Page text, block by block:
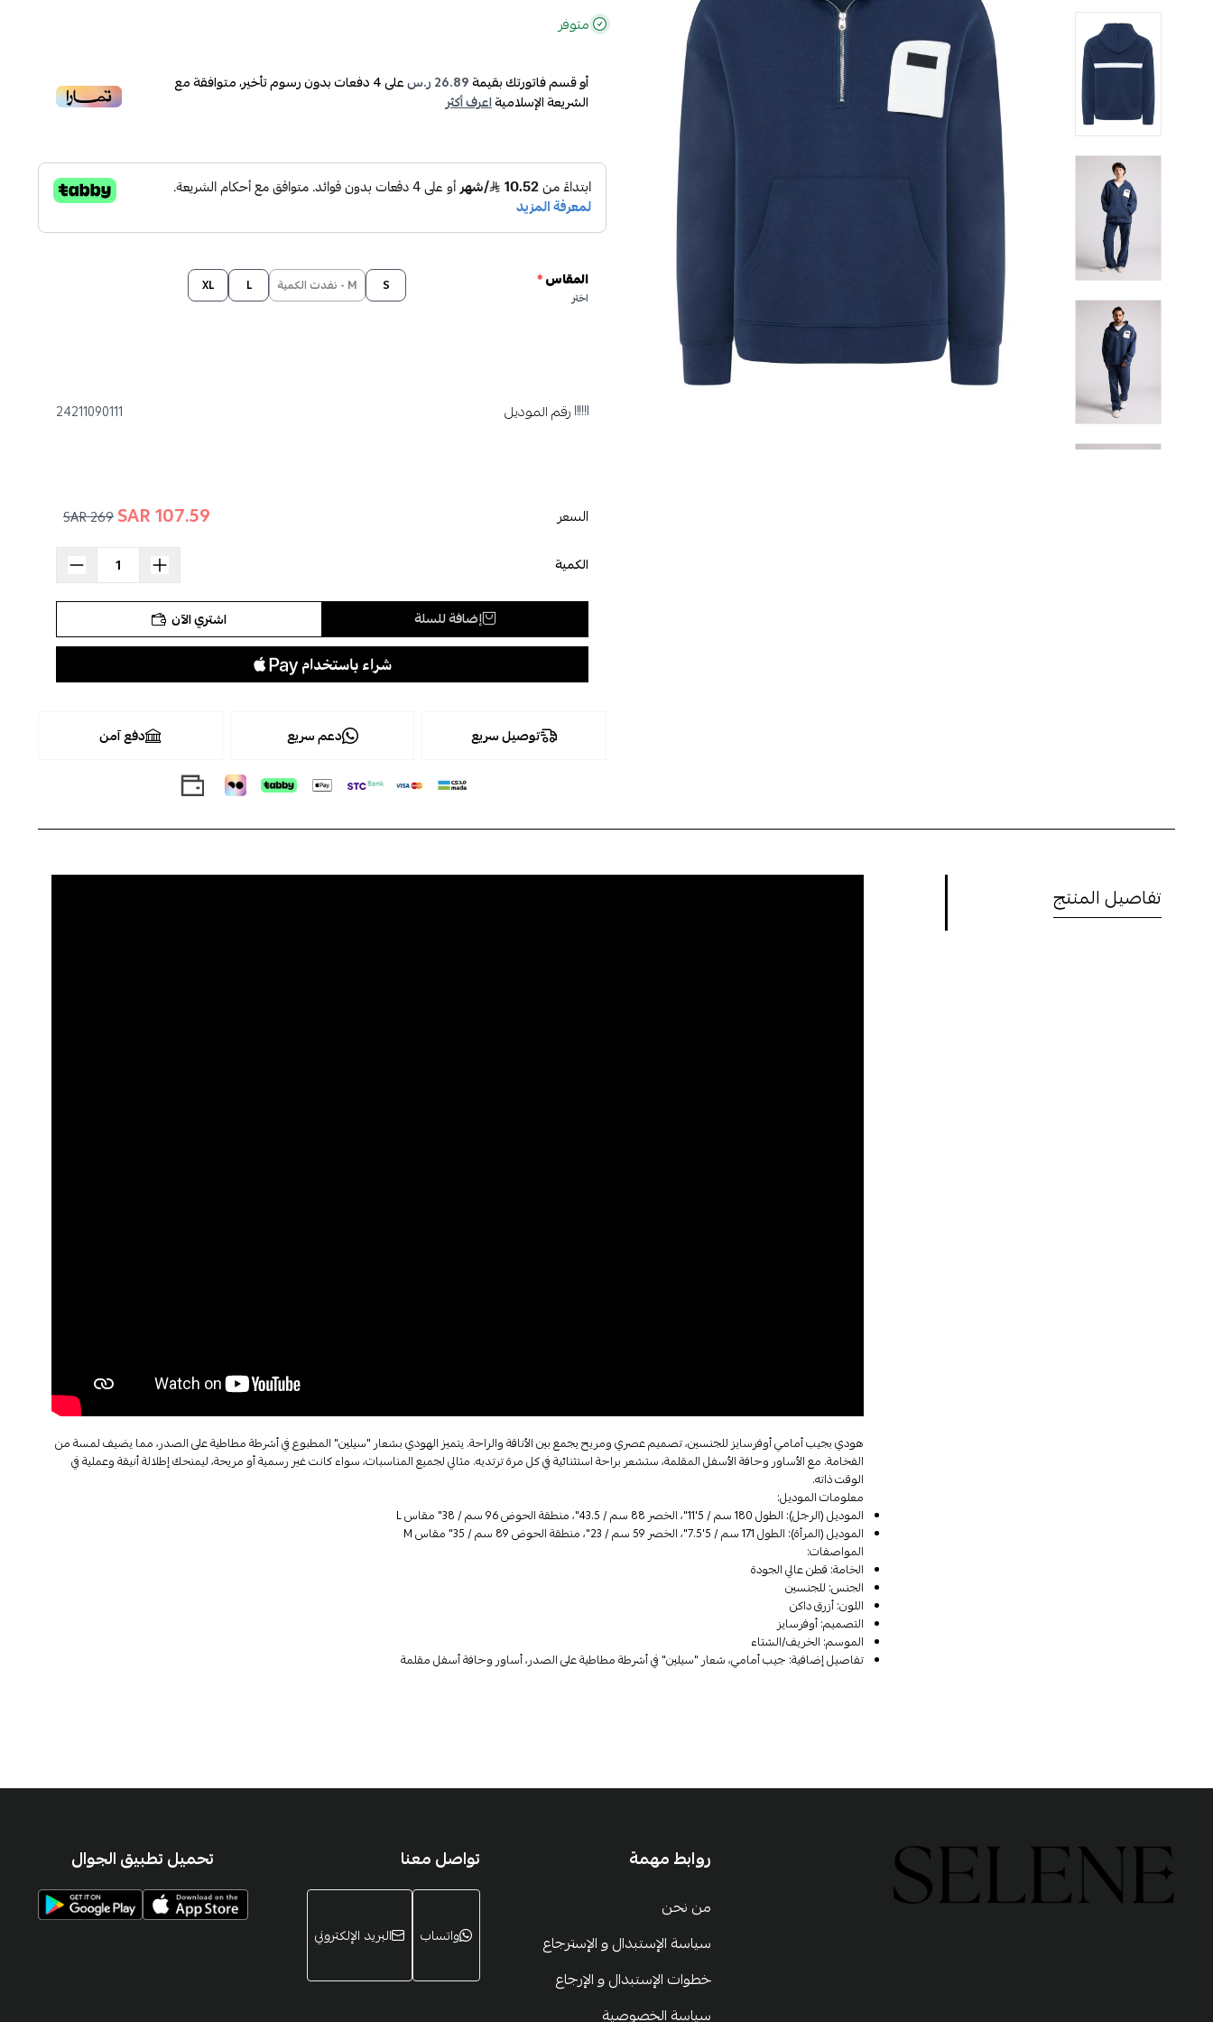
متوفر
أو قسم فاتورتك بقيمة26.89 ر.س على4دفعات بدون رسوم تأخير، متوافقة مع
الشريعة الإسلاميةاعرف أكثر
المقاس*
اختر
S M - نفدت الكمية L
XL
رقم الموديل 24211090111
السعر 107.59 SAR
269 SAR
الكمية
إضافة للسلة اشتري الآن
توصيل سريع دعم سريع دفع آمن
تفاصيل المنتج
هودي بجيب أمامي أوفرسايز للجنسين، تصميم عصري ومريح يجمع بين الأناقة والراحة. يتميز الهودي بشعار "سيلين" المطبوع في أشرطة مطاطية على الصدر، مما يضيف لمسة من
الفخامة. مع الأساور وحافة الأسفل المقلمة، ستشعر براحة استثنائية في كل مرة ترتديه. مثالي لجميع المناسبات، سواء كانت غير رسمية أو مريحة، ليمنحك إطلالة أنيقة وعملية في
الوقت ذاته.
معلومات الموديل:
الموديل (الرجل): الطول 180 سم / 5'11"، الخصر 88 سم / 43.5"، منطقة الحوض 96 سم / 38" مقاس L
الموديل (المرأة): الطول 171 سم / 5'7.5"، الخصر 59 سم / 23"، منطقة الحوض 89 سم / 35" مقاس M
المواصفات:
الخامة: قطن عالي الجودة
الجنس: للجنسين
اللون: أزرق داكن
التصميم: أوفرسايز
الموسم: الخريف/الشتاء
تفاصيل إضافية: جيب أمامي، شعار "سيلين" في أشرطة مطاطية على الصدر، أساور وحافة أسفل مقلمة
روابط مهمة
من نحن
سياسة الإستبدال و الإسترجاع
خطوات الإستبدال و الإرجاع
سياسة الخصوصية
تواصل معنا
واتساب البريد الإلكتروني
تحميل تطبيق الجوال